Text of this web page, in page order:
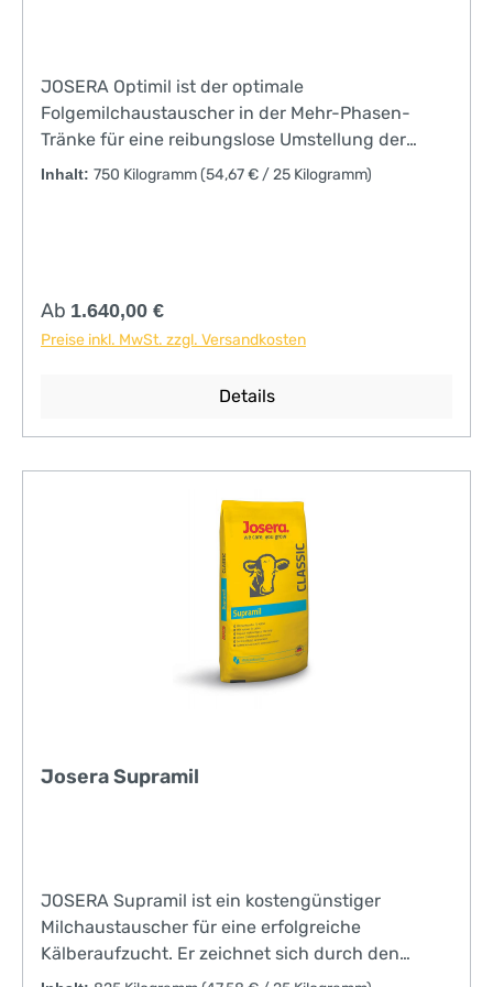
JOSERA Optimil ist der optimale
Folgemilchaustauscher in der Mehr-Phasen-
Tränke für eine reibungslose Umstellung der
Verdauung auf pflanzliche Futterkomponenten.
oder Vollmilch schafft JOSERA Optimil
ernährungsphysiologisch und ökonomisch das
bestmögliche Aufzuchtskonzept. Wir empfehlen
Inhalt: 750 Kilogramm(54,67 € / 25 Kilogramm)
Regulärer Preis:
Ab 1.640,00 €
Preise inkl. MwSt. zzgl. Versandkosten
Details
Josera Supramil
JOSERA Supramil ist ein kostengünstiger
Milchaustauscher für eine erfolgreiche
Kälberaufzucht. Er zeichnet sich durch den
Einsatz von Molkenprotein und ausgewählten